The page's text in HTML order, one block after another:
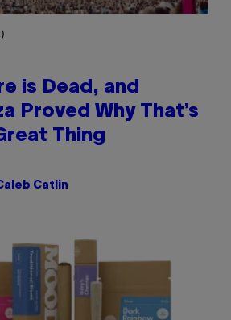
is Dead, and
Proved Why That’s
Thing
Catlin